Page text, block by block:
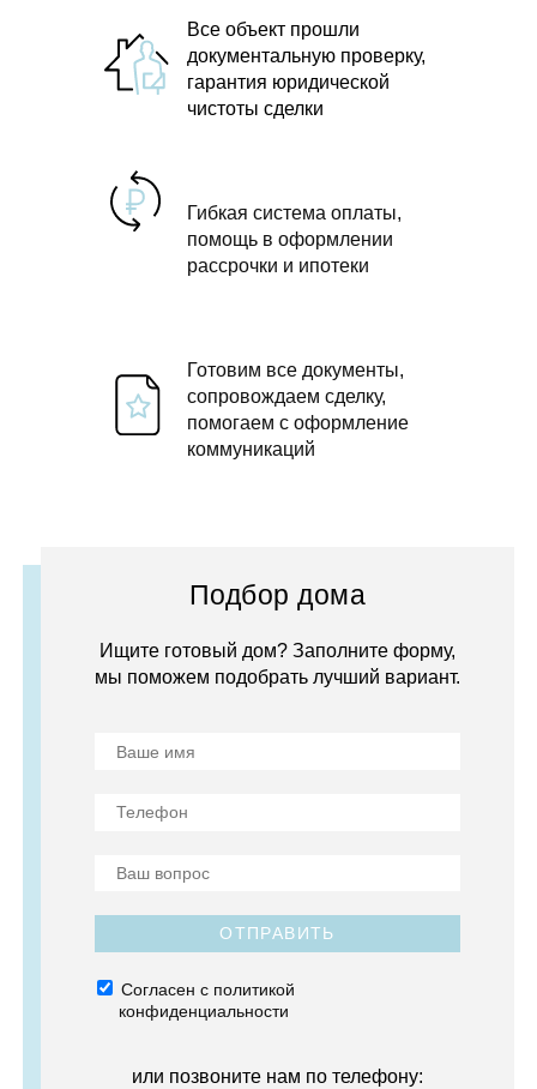
Все объект прошли
документальную проверку,
гарантия юридической
чистоты сделки
Гибкая система оплаты,
помощь в оформлении
рассрочки и ипотеки
Готовим все документы,
сопровождаем сделку,
помогаем с оформление
коммуникаций
Подбор дома
Ищите готовый дом? Заполните форму,
мы поможем подобрать лучший вариант.
ОТПРАВИТЬ
Согласен с политикой
конфиденциальности
или позвоните нам по телефону: